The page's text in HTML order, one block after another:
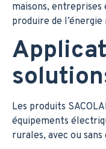
maisons,
produire de
Les produits
équipements
rurales, avec ou